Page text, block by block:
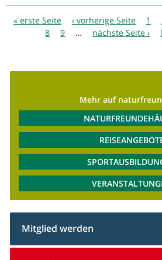
Seiten
« erste Seite ‹ vorherige Seite 1
8
9 … nächste Seite ›
Mehr auf
Mitglied werden